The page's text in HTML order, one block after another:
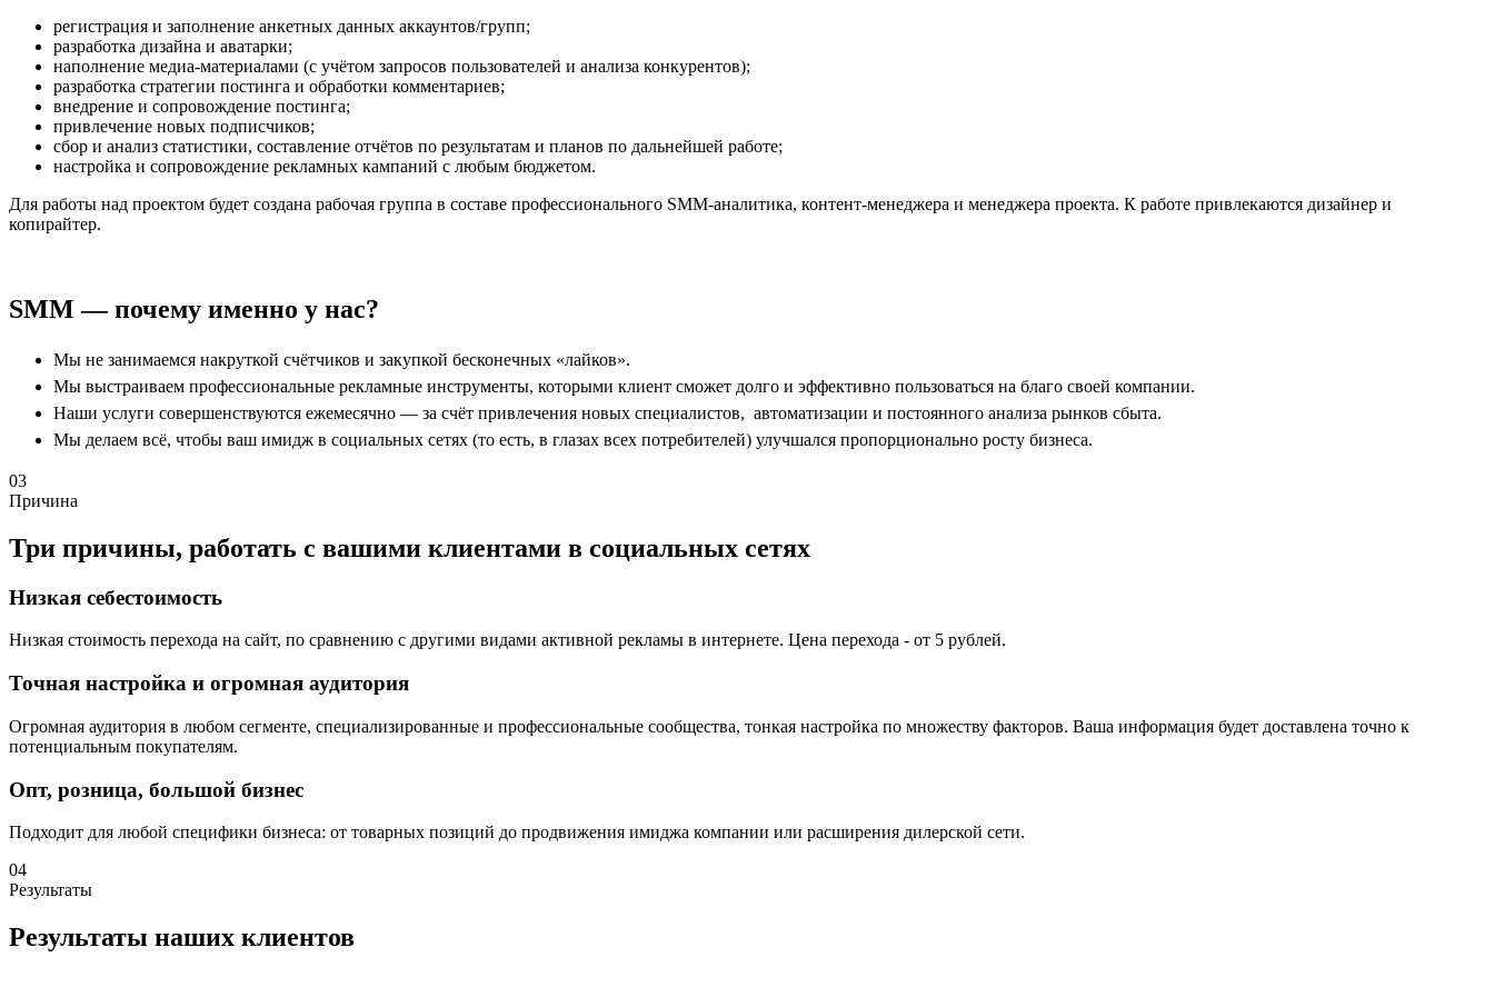
регистрация и заполнение анкетных данных аккаунтов/групп;
разработка дизайна и аватарки;
наполнение медиа-материалами (с учётом запросов пользователей и анализа конкурентов);
разработка стратегии постинга и обработки комментариев;
внедрение и сопровождение постинга;
привлечение новых подписчиков;
сбор и анализ статистики, составление отчётов по результатам и планов по дальнейшей работе;
настройка и сопровождение рекламных кампаний с любым бюджетом.
Для работы над проектом будет создана рабочая группа в составе профессионального SMM-аналитика, контент-менеджера и менеджера проекта. К работе привлекаются дизайнер и
копирайтер.
SMM — почему именно у нас?
Мы не занимаемся накруткой счётчиков и закупкой бесконечных «лайков».
Мы выстраиваем профессиональные рекламные инструменты, которыми клиент сможет долго и эффективно пользоваться на благо своей компании.
Наши услуги совершенствуются ежемесячно — за счёт привлечения новых специалистов, автоматизации и постоянного анализа рынков сбыта.
Мы делаем всё, чтобы ваш имидж в социальных сетях (то есть, в глазах всех потребителей) улучшался пропорционально росту бизнеса.
03
Причина
Три причины, работать с вашими клиентами в социальных сетях
Низкая себестоимость
Низкая стоимость перехода на сайт, по сравнению с другими видами активной рекламы в интернете. Цена перехода - от 5 рублей.
Точная настройка и огромная аудитория
Огромная аудитория в любом сегменте, специализированные и профессиональные сообщества, тонкая настройка по множеству факторов. Ваша информация будет доставлена точно к
потенциальным покупателям.
Опт, розница, большой бизнес
Подходит для любой специфики бизнеса: от товарных позиций до продвижения имиджа компании или расширения дилерской сети.
04
Результаты
Результаты наших клиентов